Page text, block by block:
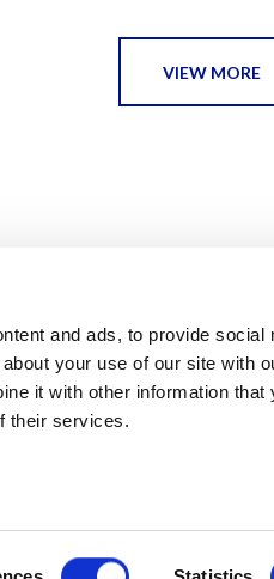
and ads, to provide social
your use of our site with
it with other information that
their services.
VIEW MORE